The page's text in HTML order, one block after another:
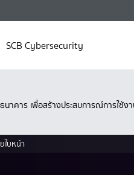
SCB Cybersecurity
าคาร เพื่อสร้างประสบการณ์การใช้ง
บหน้า